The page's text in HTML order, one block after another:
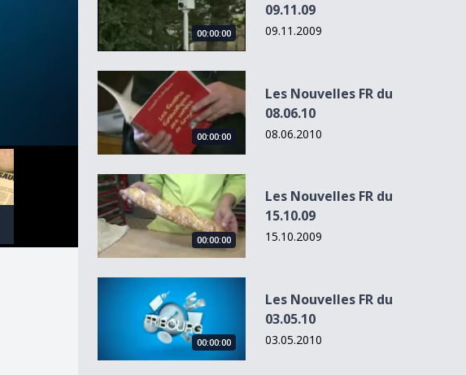
00:00:00
09.11.09
09.11.2009
Les Nouvelles FR du 08.06.10
00:00:00
Les Nouvelles FR du
08.06.10
08.06.2010
Les Nouvelles FR du 15.10.09
00:00:00
Les Nouvelles FR du
15.10.09
15.10.2009
Les Nouvelles FR du 03.05.10
00:00:00
Les Nouvelles FR du
03.05.10
03.05.2010